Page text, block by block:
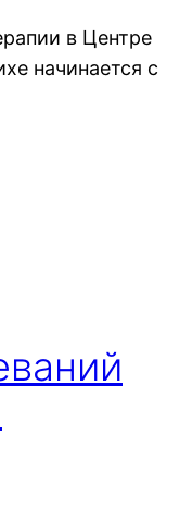
в Центре
начинается с